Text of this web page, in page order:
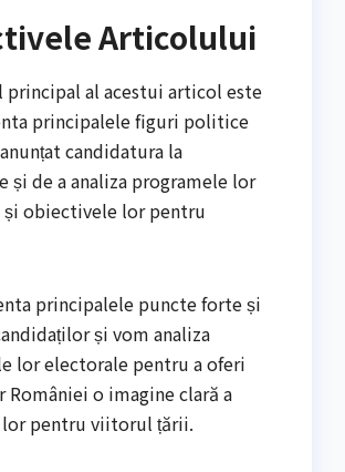
Articolului
al acestui articol este
principalele figuri politice
candidatura la
și de a analiza programele lor
obiectivele lor pentru
principalele puncte forte și
și vom analiza
lor electorale pentru a oferi
României o imagine clară a
pentru viitorul țării.